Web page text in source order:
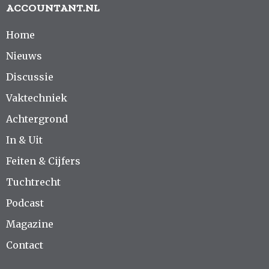
ACCOUNTANT.NL
Home
Nieuws
Discussie
Vaktechniek
Achtergrond
In & Uit
Feiten & Cijfers
Tuchtrecht
Podcast
Magazine
Contact